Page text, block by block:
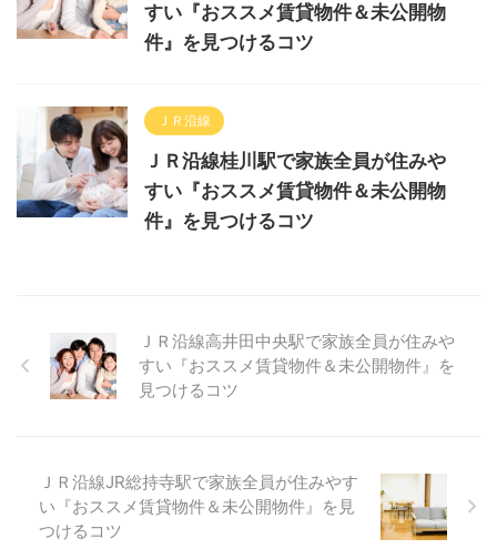
すい『おススメ賃貸物件＆未公開物
件』を見つけるコツ
ＪＲ沿線
ＪＲ沿線桂川駅で家族全員が住みや
すい『おススメ賃貸物件＆未公開物
件』を見つけるコツ
ＪＲ沿線高井田中央駅で家族全員が住みや
すい『おススメ賃貸物件＆未公開物件』を
見つけるコツ
ＪＲ沿線JR総持寺駅で家族全員が住みやす
い『おススメ賃貸物件＆未公開物件』を見
つけるコツ